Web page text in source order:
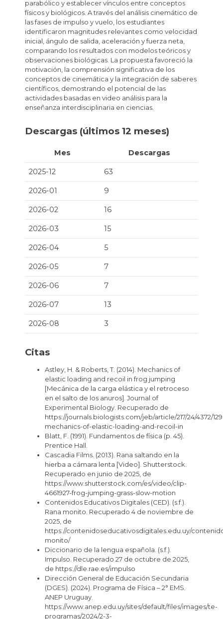
parabólico y establecer vínculos entre conceptos
físicos y biológicos. A través del análisis cinemático de
las fases de impulso y vuelo, los estudiantes
identificaron magnitudes relevantes como velocidad
inicial, ángulo de salida, aceleración y fuerza neta,
comparando los resultados con modelos teóricos y
observaciones biológicas. La propuesta favoreció la
motivación, la comprensión significativa de los
conceptos de cinemática y la integración de saberes
científicos, demostrando el potencial de las
actividades basadas en video análisis para la
enseñanza interdisciplinaria en ciencias.
Descargas (últimos 12 meses)
Mes Descargas
2025-12 63
2026-01 9
2026-02 16
2026-03 15
2026-04 5
2026-05 7
2026-06 7
2026-07 13
2026-08 3
Citas
Astley, H. & Roberts, T. (2014). Mechanics of
elastic loading and recoil in frog jumping
[Mecánica de la carga elástica y el retroceso
en el salto de los anuros]. Journal of
Experimental Biology. Recuperado de
https://journals.biologists.com/jeb/article/217/24/4372/
mechanics-of-elastic-loading-and-recoil-in
Blatt, F. (1991). Fundamentos de física (p. 45).
Prentice Hall.
Cascadia Films. (2013). Rana saltando en la
hierba a cámara lenta [Video]. Shutterstock.
Recuperado en junio de 2025, de
https://www.shutterstock.com/es/video/clip-
4661927-frog-jumping-grass-slow-motion
Contenidos Educativos Digitales (CED). (s.f.).
Rana monito. Recuperado 4 de noviembre de
2025, de
https://contenidoseducativosdigitales.edu.uy/
monito/
Diccionario de la lengua española. (s.f.).
Impulso. Recuperado 27 de octubre de 2025,
de https://dle.rae.es/impulso
Dirección General de Educación Secundaria
(DGES). (2024). Programa de Física – 2° EMS.
ANEP Uruguay.
https://www.anep.edu.uy/sites/default/files/images/te-
programas/2024/2-3-